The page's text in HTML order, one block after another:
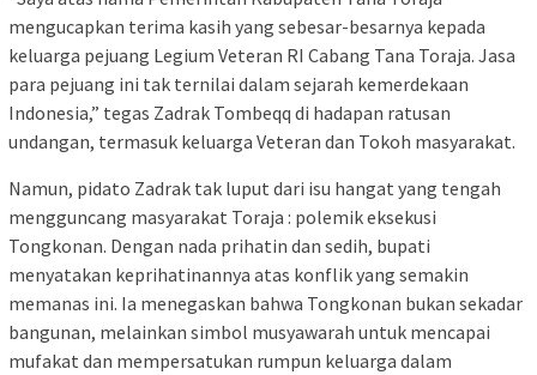
mengucapkan terima kasih yang sebesar-besarnya kepada
keluarga pejuang Legium Veteran RI Cabang Tana Toraja. Jasa
para pejuang ini tak ternilai dalam sejarah kemerdekaan
Indonesia,” tegas Zadrak Tombeqq di hadapan ratusan
undangan, termasuk keluarga Veteran dan Tokoh masyarakat.
Namun, pidato Zadrak tak luput dari isu hangat yang tengah
mengguncang masyarakat Toraja : polemik eksekusi
Tongkonan. Dengan nada prihatin dan sedih, bupati
menyatakan keprihatinannya atas konflik yang semakin
memanas ini. Ia menegaskan bahwa Tongkonan bukan sekadar
bangunan, melainkan simbol musyawarah untuk mencapai
mufakat dan mempersatukan rumpun keluarga dalam